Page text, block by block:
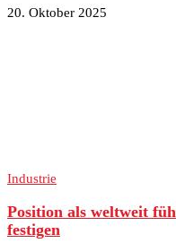
20. Oktober 2025
Industrie
Position als weltweit
festigen